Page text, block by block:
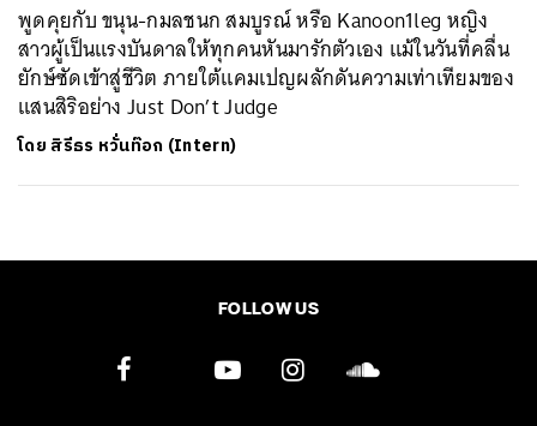
พูดคุยกับ ขนุน-กมลชนก สมบูรณ์ หรือ Kanoon1leg หญิง
สาวผู้เป็นแรงบันดาลให้ทุกคนหันมารักตัวเอง แม้ในวันที่คลื่น
ยักษ์ซัดเข้าสู่ชีวิต ภายใต้แคมเปญผลักดันความเท่าเทียมของ
แสนสิริอย่าง Just Don’t Judge
โดย สิรีธร หวั่นท๊อก (Intern)
FOLLOW US